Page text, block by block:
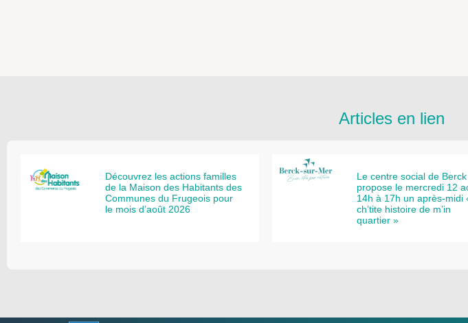
Articles en lien
Découvrez les actions familles
de la Maison des Habitants des
Communes du Frugeois pour
le mois d’août 2026
Le centre social de Berck
propose le mercredi 12
14h à 17h un après-midi
ch’tite histoire de m’in
quartier »